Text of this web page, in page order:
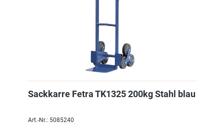
Sackkarre Fetra TK1325 200kg Stahl blau
Art.-Nr.: 5085240